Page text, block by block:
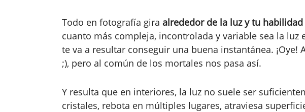
Todo en fotografía gira alrededor de la luz y tu
cuanto más compleja, incontrolada y variable sea la luz
te va a resultar conseguir una buena instantánea. ¡Oye!
;), pero al común de los mortales nos pasa así.
Y resulta que en interiores, la luz no suele ser
cristales, rebota en múltiples lugares, atraviesa